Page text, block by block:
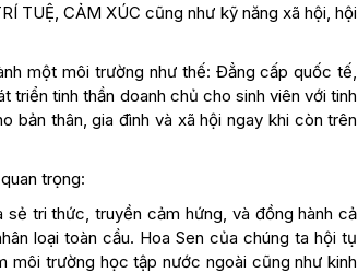
TUỆ, CẢM XÚC cũng như kỹ năng xã hội, hội
một môi trường như thế: Đẳng cấp quốc tế,
triển tinh thần doanh chủ cho sinh viên với tinh
bản thân, gia đình và xã hội ngay khi còn trên
trọng:
tri thức, truyền cảm hứng, và đồng hành cả
loại toàn cầu. Hoa Sen của chúng ta hội tụ
môi trường học tập nước ngoài cũng như kinh